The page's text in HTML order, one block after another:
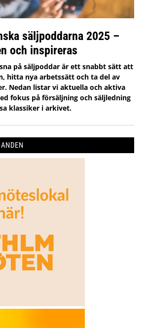
säljpoddarna 2025 –
och inspireras
på säljpoddar är ett snabbt sätt att
hitta nya arbetssätt och ta del av
Nedan listar vi aktuella och aktiva
fokus på försäljning och säljledning
klassiker i arkivet.